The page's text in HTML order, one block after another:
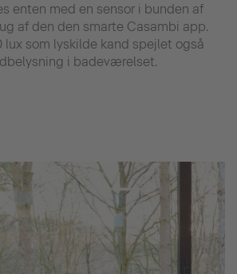
enten med en sensor i bunden af
af den den smarte Casambi app.
lux som lyskilde kand spejlet også
i badeværelset.